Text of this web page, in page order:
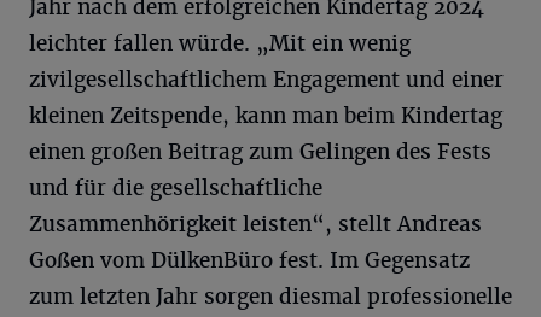
Jahr nach dem erfolgreichen Kindertag 2024
leichter fallen würde. „Mit ein wenig
zivilgesellschaftlichem Engagement und einer
kleinen Zeitspende, kann man beim Kindertag
einen großen Beitrag zum Gelingen des Fests
und für die gesellschaftliche
Zusammenhörigkeit leisten“, stellt Andreas
Goßen vom DülkenBüro fest. Im Gegensatz
zum letzten Jahr sorgen diesmal professionelle